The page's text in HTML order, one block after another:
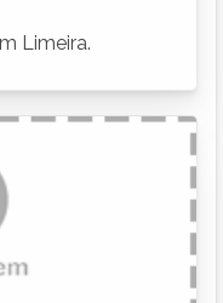
Limeira.